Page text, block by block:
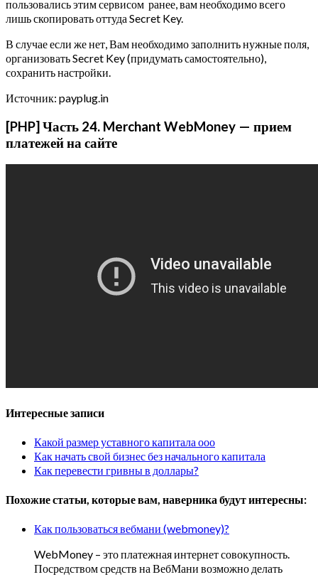
пользовались этим сервисом ранее, вам необходимо всего
лишь скопировать оттуда Secret Key.
В случае если же нет, Вам необходимо заполнить нужные поля,
организовать Secret Key (придумать самостоятельно),
сохранить настройки.
Источник: payplug.in
[PHP] Часть 24. Merchant WebMoney — прием
платежей на сайте
Интересные записи
Какой размер уставного капитала ооо
Как начать свой бизнес без начального капитала
Как перевести гривны в доллары?
Похожие статьи, которые вам, наверника будут интересны:
Как пользоваться вебмани (webmoney)?
WebMoney – это платежная интернет совокупность.
Посредством средств на ВебМани возможно делать